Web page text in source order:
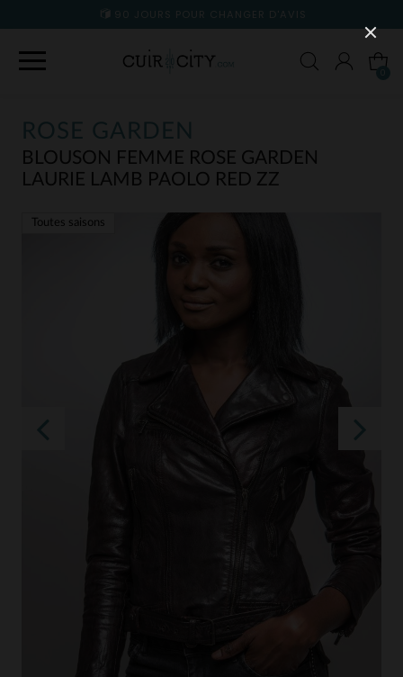
90 JOURS POUR CHANGER D'AVIS
ROSE GARDEN
BLOUSON FEMME ROSE GARDEN
LAURIE LAMB PAOLO RED ZZ
Toutes saisons